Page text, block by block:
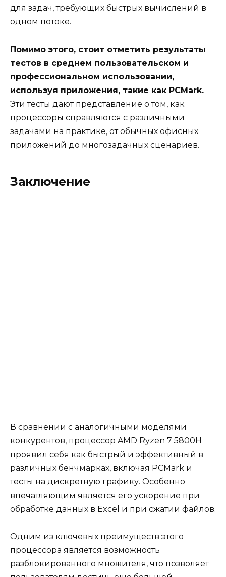
для задач, требующих быстрых вычислений в
одном потоке.
Помимо этого, стоит отметить результаты
тестов в среднем пользовательском и
профессиональном использовании,
используя приложения, такие как PCMark.
Эти тесты дают представление о том, как
процессоры справляются с различными
задачами на практике, от обычных офисных
приложений до многозадачных сценариев.
Заключение
В сравнении с аналогичными моделями
конкурентов, процессор AMD Ryzen 7 5800H
проявил себя как быстрый и эффективный в
различных бенчмарках, включая PCMark и
тесты на дискретную графику. Особенно
впечатляющим является его ускорение при
обработке данных в Excel и при сжатии файлов.
Одним из ключевых преимуществ этого
процессора является возможность
разблокированного множителя, что позволяет